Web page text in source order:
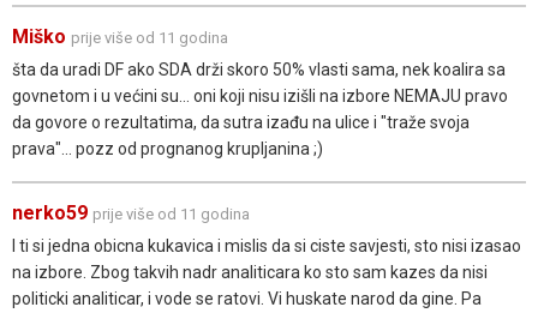
Miško prije više od 11 godina
šta da uradi DF ako SDA drži skoro 50% vlasti sama, nek koalira sa
govnetom i u većini su... oni koji nisu izišli na izbore NEMAJU pravo
da govore o rezultatima, da sutra izađu na ulice i "traže svoja
prava"... pozz od prognanog krupljanina ;)
nerko59 prije više od 11 godina
I ti si jedna obicna kukavica i mislis da si ciste savjesti, sto nisi izasao
na izbore. Zbog takvih nadr analiticara ko sto sam kazes da nisi
politicki analiticar, i vode se ratovi. Vi huskate narod da gine. Pa